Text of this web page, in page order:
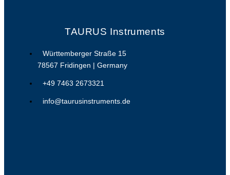
TAURUS Instruments
Württemberger Straße 15
78567 Fridingen | Germany
+49 7463 2673321
info@taurusinstruments.de